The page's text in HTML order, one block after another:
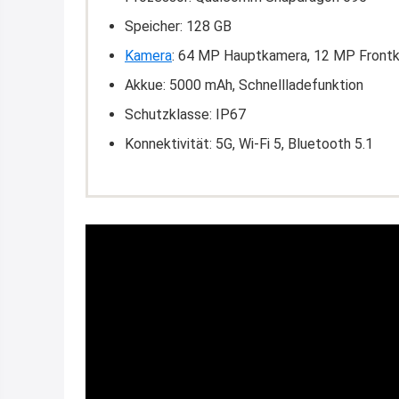
Speicher: 128 GB
Kamera: 64 MP Hauptkamera, 12 MP
Akkue: 5000 mAh, Schnellladefunktion
Schutzklasse: IP67
Konnektivität: 5G, Wi-Fi 5, Bluetooth 5.1